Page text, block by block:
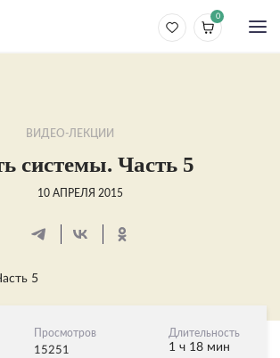
0
ВИДЕО-ЛЕКЦИИ
системы. Часть 5
10 АПРЕЛЯ 2015
Просмотров
15251
Длительность
1 ч 18 мин